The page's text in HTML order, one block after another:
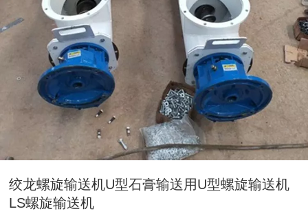
绞龙螺旋输送机U型石膏输送用U型螺旋输送机
LS螺旋输送机